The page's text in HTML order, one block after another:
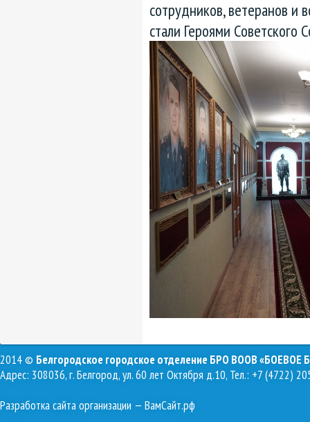
сотрудников, ветеранов и
стали Героями Советского
2014 © Белгородское городское отделение БРО ВООВ «БОЕВОЕ
Адрес: 308036, г. Белгород, ул. 60 лет Октября д.10, Тел.: +7 (4722)
Разработка сайта организации — ВамСайт.рф